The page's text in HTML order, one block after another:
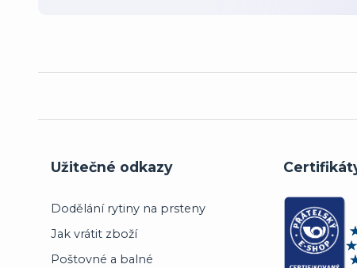
Užitečné odkazy
Dodělání rytiny na prsteny
Jak vrátit zboží
Poštovné a balné